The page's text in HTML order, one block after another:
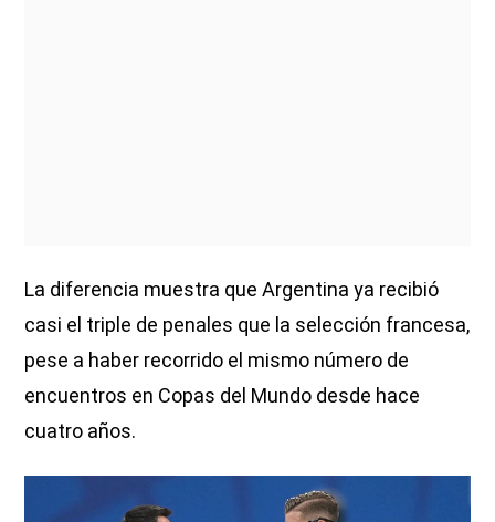
La diferencia muestra que Argentina ya recibió
casi el triple de penales que la selección francesa,
pese a haber recorrido el mismo número de
encuentros en Copas del Mundo desde hace
cuatro años.